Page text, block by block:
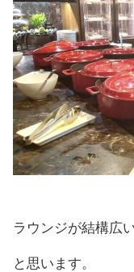
ラウンジが結構広
と思います。